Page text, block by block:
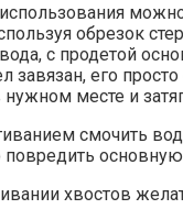
обрезок
с продетой
завязан, его
месте и
смочить
хвостов